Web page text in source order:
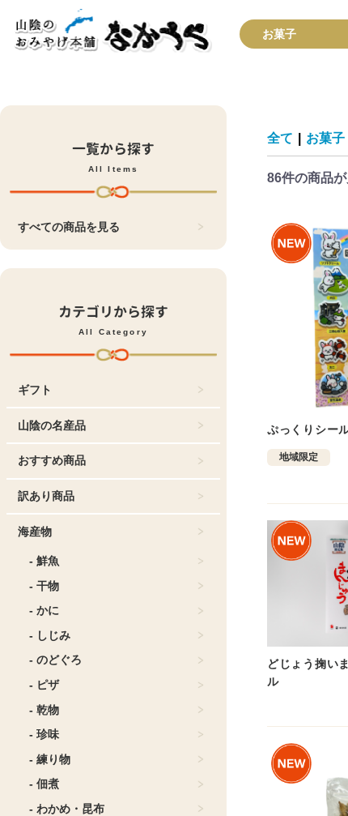
一覧から探す
All Items
すべての商品を見る
カテゴリから探す
All Category
ギフト
山陰の名産品
おすすめ商品
訳あり商品
海産物
- 鮮魚
- 干物
- かに
- しじみ
- のどぐろ
- ピザ
- 乾物
- 珍味
- 練り物
- 佃煮
- わかめ・昆布
全て お菓子
86件の商品
ぷっくりシー
地域限定
どじょう掬い
ル